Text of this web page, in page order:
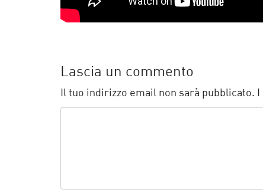
Lascia un commento
Il tuo indirizzo email non sarà pubblicato.